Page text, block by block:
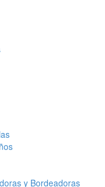
y Bordeadoras